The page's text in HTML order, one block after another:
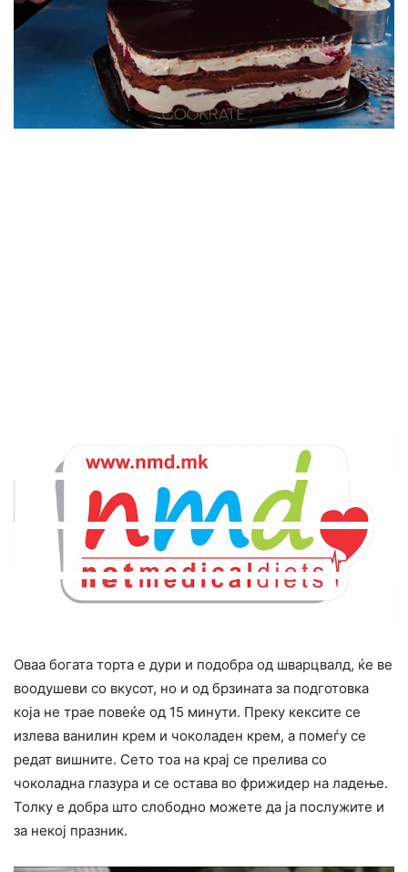
Оваа богата торта е дури и подобра од шварцвалд, ќе ве
воодушеви со вкусот, но и од брзината за подготовка
која не трае повеќе од 15 минути. Преку кексите се
излева ванилин крем и чоколаден крем, а помеѓу се
редат вишните. Сето тоа на крај се прелива со
чоколадна глазура и се остава во фрижидер на ладење.
Толку е добра што слободно можете да ја послужите и
за некој празник.